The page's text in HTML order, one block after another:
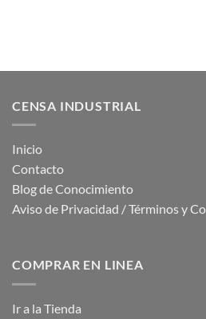
CENSA INDUSTRIAL
Inicio
Contacto
Blog de Conocimiento
Aviso de Privacidad / Términos y
COMPRAR EN LINEA
Ir a la Tienda